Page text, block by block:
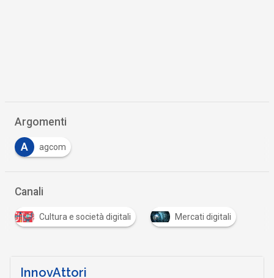
Argomenti
A agcom
Canali
Cultura e società digitali Mercati digitali
InnovAttori